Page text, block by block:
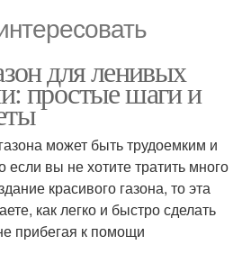
для ленивых
простые шаги и
может быть трудоемким и
вы не хотите тратить много
красивого газона, то эта
как легко и быстро сделать
прибегая к помощи